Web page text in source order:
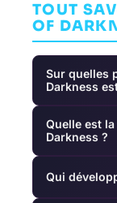
TOUT
OF
Sur quelles
Darkness
Quelle est
Darkness ?
Qui